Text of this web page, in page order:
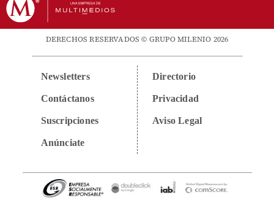
DERECHOS RESERVADOS © GRUPO MILENIO 2026
Newsletters
Contáctanos
Suscripciones
Anúnciate
Directorio
Privacidad
Aviso Legal